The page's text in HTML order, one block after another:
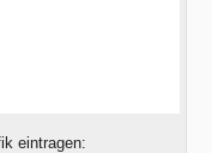
eintragen: